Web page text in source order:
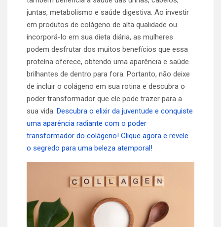
juntas, metabolismo e saúde digestiva. Ao investir
em produtos de colágeno de alta qualidade ou
incorporá-lo em sua dieta diária, as mulheres
podem desfrutar dos muitos benefícios que essa
proteína oferece, obtendo uma aparência e saúde
brilhantes de dentro para fora. Portanto, não deixe
de incluir o colágeno em sua rotina e descubra o
poder transformador que ele pode trazer para a
sua vida. Descubra o elixir da juventude e conquiste
uma aparência radiante com o poder
transformador do colágeno! Clique agora e revele
o segredo para uma beleza atemporal!